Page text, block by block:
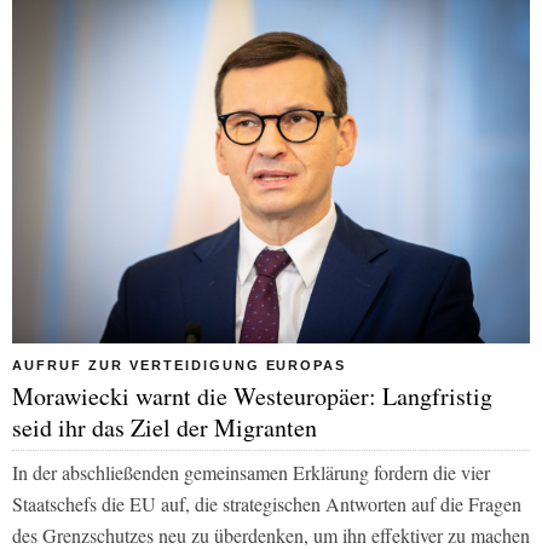
AUFRUF ZUR VERTEIDIGUNG EUROPAS
Morawiecki warnt die Westeuropäer: Langfristig
seid ihr das Ziel der Migranten
In der abschließenden gemeinsamen Erklärung fordern die vier
Staatschefs die EU auf, die strategischen Antworten auf die Fragen
des Grenzschutzes neu zu überdenken, um ihn effektiver zu machen